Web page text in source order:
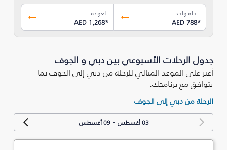
اتجاه واحد
AED 788*
العودة
AED 1,268*
جدول الرحلات الأسبوعي بين دبي و الجوف
أعثر على الموعد المثالي للرحلة من دبي إلى الجوف بما
يتوافق مع برنامجك.
الرحلة من دبي إلى الجوف
03 أغسطس -09 أغسطس